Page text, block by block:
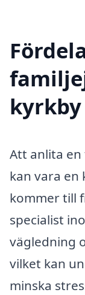
kyrkby
Att anlita en
kan vara en
kommer till
specialist
vägledning
vilket kan
minska